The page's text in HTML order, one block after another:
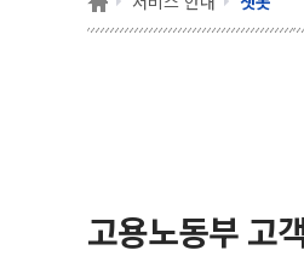
고용노동부 고